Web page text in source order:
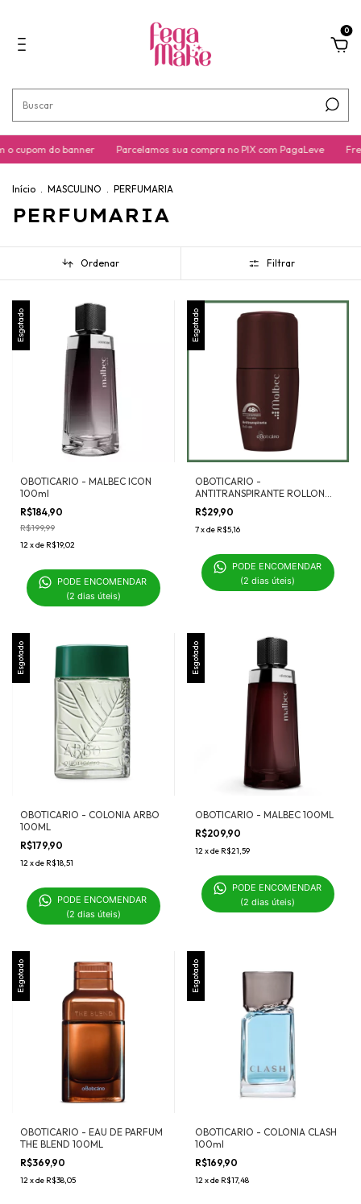
0
o cupom do banner Parcelamos sua compra no PIX com PagaLeve
Início . MASCULINO . PERFUMARIA
PERFUMARIA
Ordenar Filtrar
Esgotado
OBOTICARIO - MALBEC ICON
100ml
R$184,90
R$199,99
12xde R$19,02
PODE ENCOMENDAR
(2 dias úteis)
Esgotado
OBOTICARIO -
ANTITRANSPIRANTE ROLLON
MALBEC 55ML
R$29,90
7xde R$5,16
PODE ENCOMENDAR
(2 dias úteis)
Esgotado
OBOTICARIO - COLONIA ARBO
100ML
R$179,90
12xde R$18,51
PODE ENCOMENDAR
(2 dias úteis)
Esgotado
OBOTICARIO - MALBEC 100ML
R$209,90
12xde R$21,59
PODE ENCOMENDAR
(2 dias úteis)
Esgotado
OBOTICARIO - EAU DE PARFUM
THE BLEND 100ML
R$369,90
12xde R$38,05
Esgotado
OBOTICARIO - COLONIA CLASH
100ml
R$169,90
12xde R$17,48